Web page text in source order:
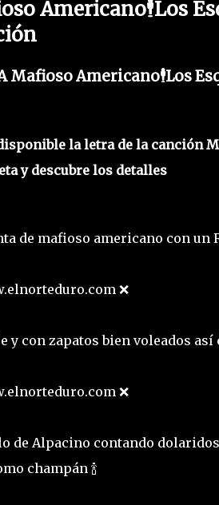
Americano🕴️Los
Mafioso Americano🕴️Los
disponible la letra de la canción
y descubre los detalles
de mafioso americano con un
❌
y con zapatos bien voleados así
❌
de Alpacino contando
champán 🍾